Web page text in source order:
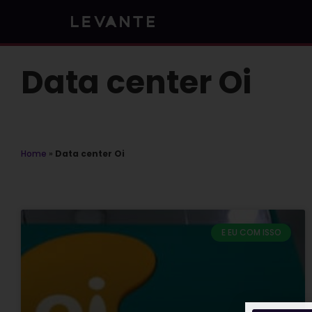
Data center Oi
Home » Data center Oi
E EU COM ISSO